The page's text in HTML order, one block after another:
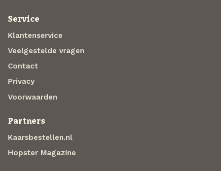
Service
Klantenservice
Veelgestelde vragen
Contact
Privacy
Voorwaarden
Partners
Kaarsbestellen.nl
Hopster Magazine